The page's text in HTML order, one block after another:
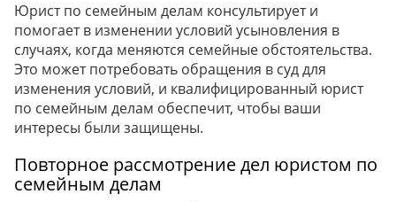
Юрист по семейным делам консультирует и
помогает в изменении условий усыновления в
случаях, когда меняются семейные обстоятельства.
Это может потребовать обращения в суд для
изменения условий, и квалифицированный юрист
по семейным делам обеспечит, чтобы ваши
интересы были защищены.
Повторное рассмотрение дел юристом по
семейным делам